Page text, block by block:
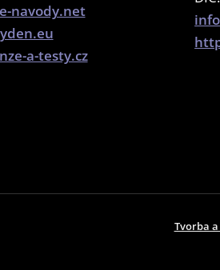
navody.net
a-testy.cz
Tvorba